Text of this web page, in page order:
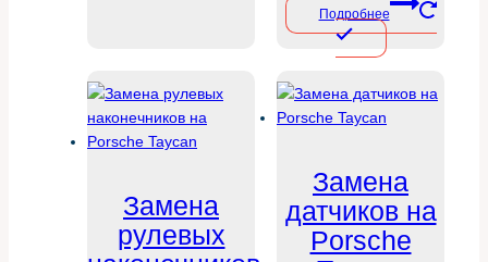
Подробнее
Замена
рулевых
Замена
датчиков на
Porsche